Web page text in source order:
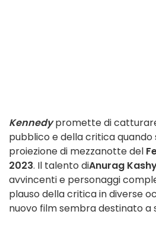
Kennedypromette di
pubblico e della critica
proiezione di mezzanotte del
2023. Il talento diAnurag
avvincenti e personaggi
plauso della critica in diverse
nuovo film sembra destinato a